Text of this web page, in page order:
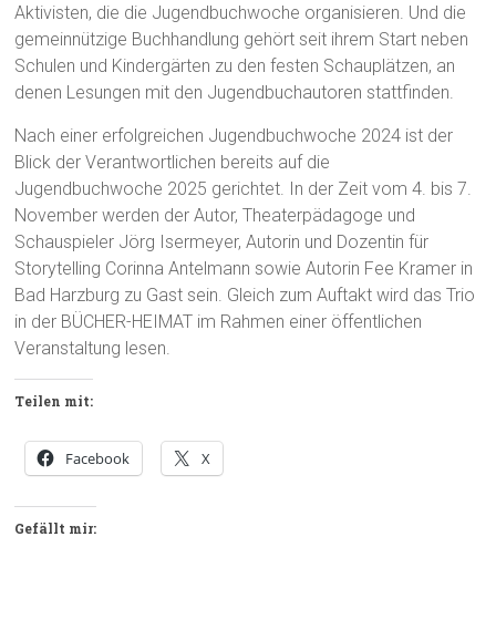
Aktivisten, die die Jugendbuchwoche organisieren. Und die
gemeinnützige Buchhandlung gehört seit ihrem Start neben
Schulen und Kindergärten zu den festen Schauplätzen, an
denen Lesungen mit den Jugendbuchautoren stattfinden.
Nach einer erfolgreichen Jugendbuchwoche 2024 ist der
Blick der Verantwortlichen bereits auf die
Jugendbuchwoche 2025 gerichtet. In der Zeit vom 4. bis 7.
November werden der Autor, Theaterpädagoge und
Schauspieler Jörg Isermeyer, Autorin und Dozentin für
Storytelling Corinna Antelmann sowie Autorin Fee Kramer in
Bad Harzburg zu Gast sein. Gleich zum Auftakt wird das Trio
in der BÜCHER-HEIMAT im Rahmen einer öffentlichen
Veranstaltung lesen.
Teilen mit:
Facebook X
Gefällt mir: